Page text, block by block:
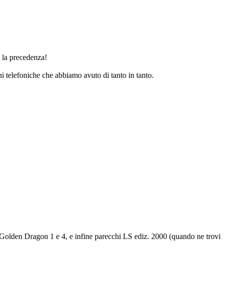
precedenza!
telefoniche che abbiamo avuto di tanto in tanto.
Dragon 1 e 4, e infine parecchi LS ediz. 2000 (quando ne trovi